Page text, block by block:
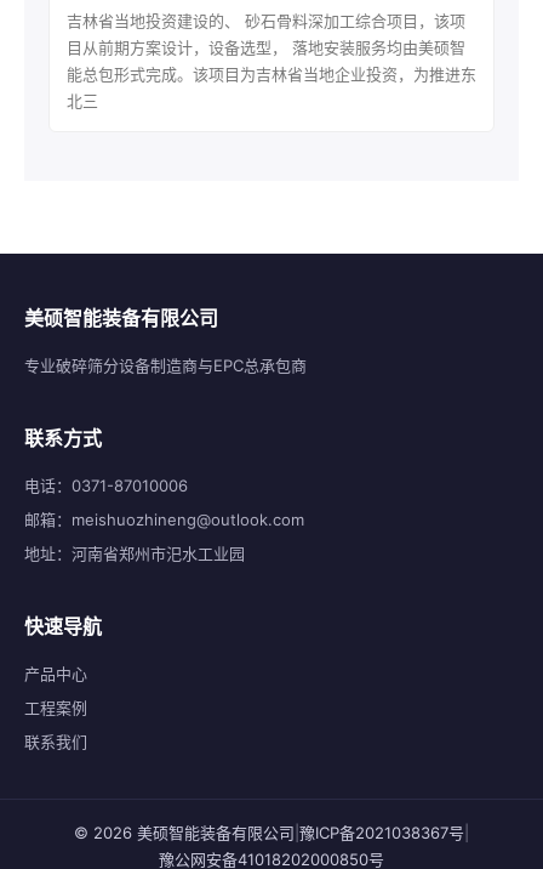
吉林省当地投资建设的、 砂石骨料深加工综合项目，该项
目从前期方案设计，设备选型， 落地安装服务均由美硕智
能总包形式完成。该项目为吉林省当地企业投资，为推进东
北三
美硕智能装备有限公司
专业破碎筛分设备制造商与EPC总承包商
联系方式
电话：0371-87010006
邮箱：meishuozhineng@outlook.com
地址：河南省郑州市汜水工业园
快速导航
产品中心
工程案例
联系我们
© 2026 美硕智能装备有限公司 豫ICP备2021038367号
豫公网安备41018202000850号